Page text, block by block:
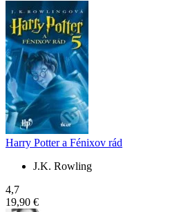
Harry Potter a Fénixov rád
J.K. Rowling
4,7
19,90 €